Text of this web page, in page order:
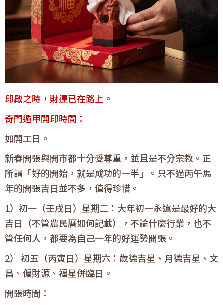
印啟之時，財運已在路上。
奇門遁甲開印時間：
如開工日。
新春開張與開市都十分受尊重，並且是不分宗教。正
所謂「好的開始，就是成功的一半」。只不過丙午馬
年的開張吉日並不多，值得珍惜。
1）初一（壬戌日）星期二：大年初一永遠是最好的大
吉日（不管農民曆如何記載），不論什麼行業，也不
管任何人，都要為自己一年的好運勢開張。
2） 初五（丙寅日）星期六：歲德吉星、月德吉星、文
昌、偏財源、福星併臨日。
開張時間：